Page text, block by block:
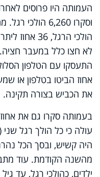
וסקרו 6,260
התעסקו עם הטלפון
את הכביש בצורה תקינה.
בעמותה סקרו גם את